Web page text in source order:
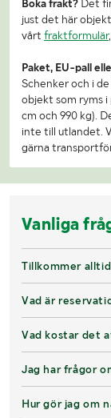
Boka frakt? Det
just det här
vårt fraktformulär
Paket, EU-pall
Schenker och i
objekt som ryms
cm och 990 kg).
inte till utlandet.
gärna
Vanliga
Tillkommer
Vad är
Vad kostar det
Jag har frågor
Hur gör jag om